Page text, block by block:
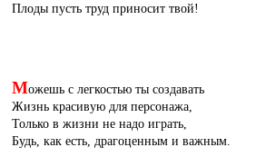
Плоды пусть труд приносит твой!
Можешь с легкостью ты создавать
Жизнь красивую для персонажа,
Только в жизни не надо играть,
Будь, как есть, драгоценным и важным.